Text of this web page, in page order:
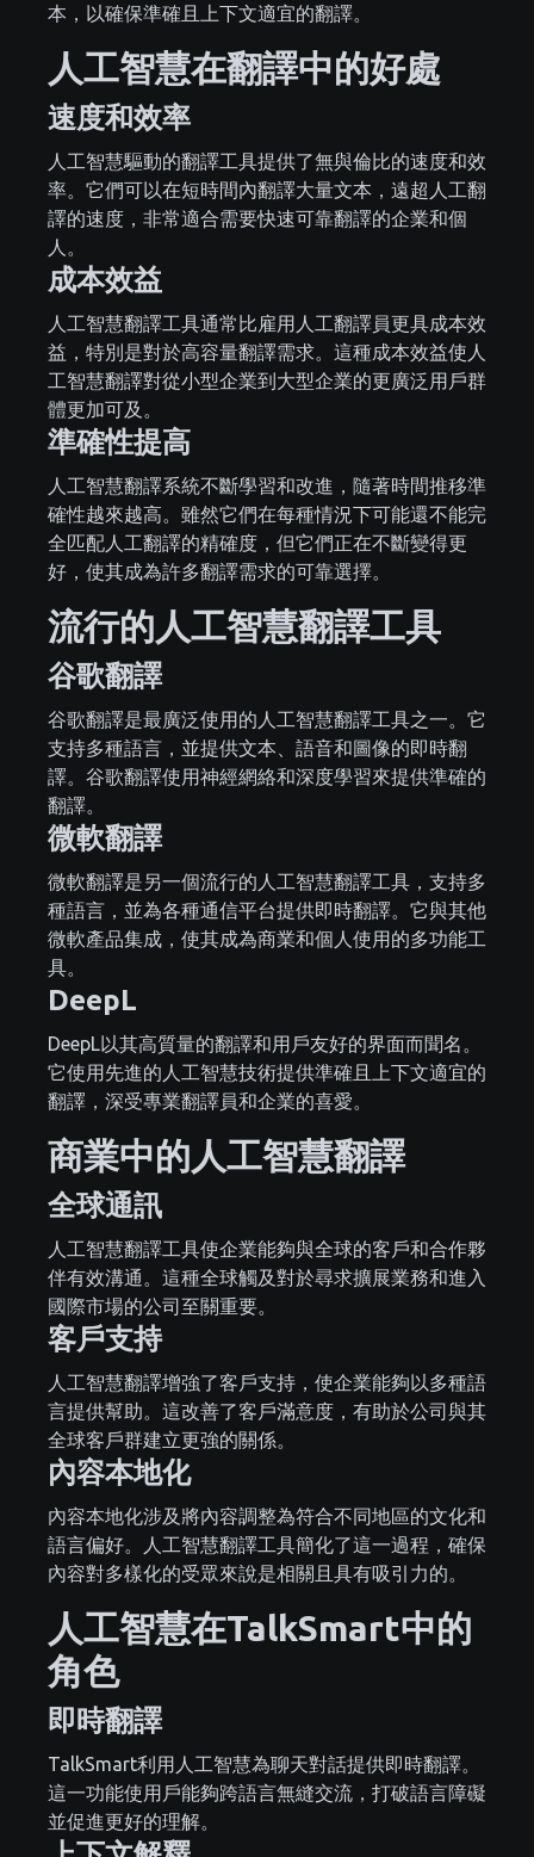
本，以確保準確且上下文適宜的翻譯。
人工智慧在翻譯中的好處
速度和效率
人工智慧驅動的翻譯工具提供了無與倫比的速度和效
率。它們可以在短時間內翻譯大量文本，遠超人工翻
譯的速度，非常適合需要快速可靠翻譯的企業和個
人。
成本效益
人工智慧翻譯工具通常比雇用人工翻譯員更具成本效
益，特別是對於高容量翻譯需求。這種成本效益使人
工智慧翻譯對從小型企業到大型企業的更廣泛用戶群
體更加可及。
準確性提高
人工智慧翻譯系統不斷學習和改進，隨著時間推移準
確性越來越高。雖然它們在每種情況下可能還不能完
全匹配人工翻譯的精確度，但它們正在不斷變得更
好，使其成為許多翻譯需求的可靠選擇。
流行的人工智慧翻譯工具
谷歌翻譯
谷歌翻譯是最廣泛使用的人工智慧翻譯工具之一。它
支持多種語言，並提供文本、語音和圖像的即時翻
譯。谷歌翻譯使用神經網絡和深度學習來提供準確的
翻譯。
微軟翻譯
微軟翻譯是另一個流行的人工智慧翻譯工具，支持多
種語言，並為各種通信平台提供即時翻譯。它與其他
微軟產品集成，使其成為商業和個人使用的多功能工
具。
DeepL
DeepL以其高質量的翻譯和用戶友好的界面而聞名。
它使用先進的人工智慧技術提供準確且上下文適宜的
翻譯，深受專業翻譯員和企業的喜愛。
商業中的人工智慧翻譯
全球通訊
人工智慧翻譯工具使企業能夠與全球的客戶和合作夥
伴有效溝通。這種全球觸及對於尋求擴展業務和進入
國際市場的公司至關重要。
客戶支持
人工智慧翻譯增強了客戶支持，使企業能夠以多種語
言提供幫助。這改善了客戶滿意度，有助於公司與其
全球客戶群建立更強的關係。
內容本地化
內容本地化涉及將內容調整為符合不同地區的文化和
語言偏好。人工智慧翻譯工具簡化了這一過程，確保
內容對多樣化的受眾來說是相關且具有吸引力的。
人工智慧在TalkSmart中的
角色
即時翻譯
TalkSmart利用人工智慧為聊天對話提供即時翻譯。
這一功能使用戶能夠跨語言無縫交流，打破語言障礙
並促進更好的理解。